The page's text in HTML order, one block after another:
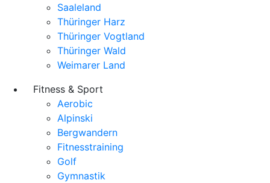
Saaleland
Thüringer Harz
Thüringer Vogtland
Thüringer Wald
Weimarer Land
Fitness & Sport
Aerobic
Alpinski
Bergwandern
Fitnesstraining
Golf
Gymnastik